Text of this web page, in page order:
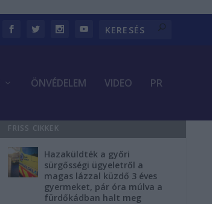
ÖNVÉDELEM VIDEO PR
FRISS CIKKEK
Hazaküldték a győri
sürgősségi ügyeletről a
magas lázzal küzdő 3 éves
gyermeket, pár óra múlva a
fürdőkádban halt meg